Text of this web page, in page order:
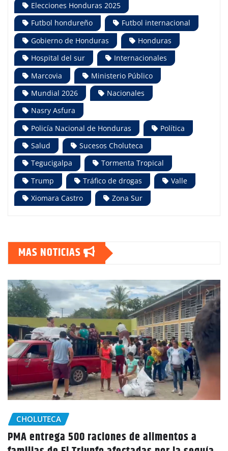
Elecciones Honduras 2025
Futbol hondureño
Futbol internacional
Gobierno de Honduras
Honduras
Hospital del sur
Internacionales
Marcovia
Ministerio Público
Mundial 2026
Nacionales
Nasry Asfura
Policía Nacional de Honduras
Política
Salud
Sucesos Choluteca
Tegucigalpa
Tormenta Tropical
Trump
Tráfico de drogas
Valle
Xiomara Castro
Zona Sur
MAS NOTICIAS
GOBIERNO HONDURAS NACIONALES